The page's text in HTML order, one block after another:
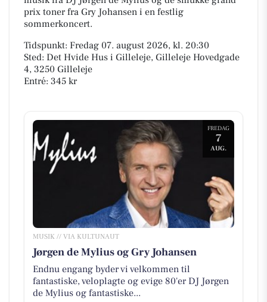
prix toner fra Gry Johansen i en festlig
sommerkoncert.
Tidspunkt: Fredag 07. august 2026, kl. 20:30
Sted: Det Hvide Hus i Gilleleje, Gilleleje Hovedgade
4, 3250 Gilleleje
Entré: 345 kr
FREDAG
7
AUG.
MUSIK // VIA KULTUNAUT
Jørgen de Mylius og Gry Johansen
Endnu engang byder vi velkommen til
fantastiske, veloplagte og evige 80'er DJ Jørgen
de Mylius og fantastiske...